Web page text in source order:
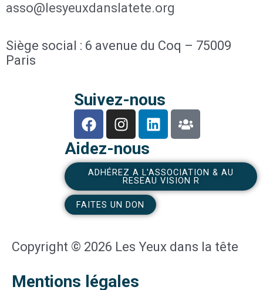
asso@lesyeuxdanslatete.org
Siège social : 6 avenue du Coq – 75009
Paris
Suivez-nous
F
a
c
e
b
o
o
k
I
n
s
t
a
g
r
a
L
i
k
e
d
i
n
U
s
r
s
Aidez-nous
ADHÉREZ A L'ASSOCIATION & AU
RESEAU VISION R
FAITES UN DON
Copyright © 2026 Les Yeux dans la tête
Mentions légales